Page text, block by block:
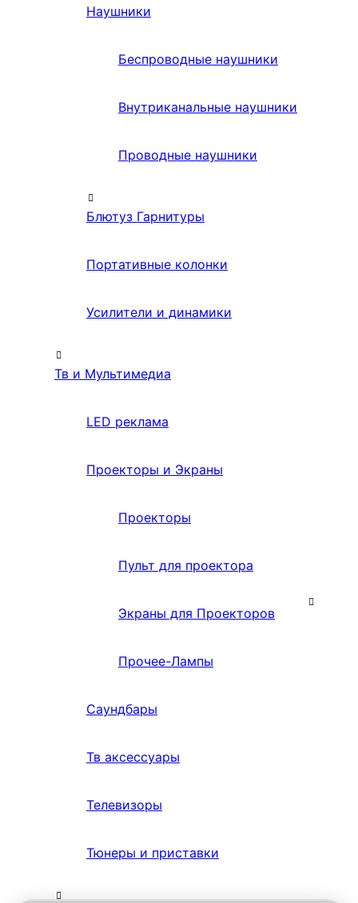
Наушники
Беспроводные наушники
Внутриканальные наушники
Проводные наушники
Блютуз Гарнитуры
Портативные колонки
Усилители и динамики
Тв и Мультимедиа
LED реклама
Проекторы и Экраны
Проекторы
Пульт для проектора
Экраны для Проекторов
Прочее-Лампы
Саундбары
Тв аксессуары
Телевизоры
Тюнеры и приставки